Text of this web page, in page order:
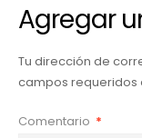
Agregar
Tu dirección de
campos requeridos
Comentario *